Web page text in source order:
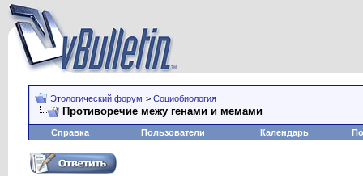
Этологический форум > Социобиология
Противоречие межу генами и мемами
Справка Пользователи Календарь